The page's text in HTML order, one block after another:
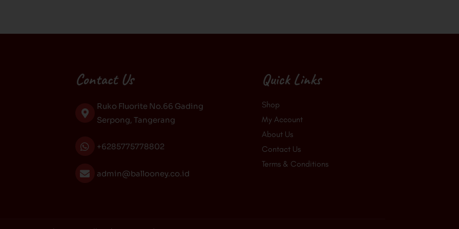
Contact Us
Ruko Fluorite No.66 Gading
Serpong, Tangerang
+6285775778802
admin@ballooney.co.id
Quick Links
Shop
My Account
About Us
Contact Us
Terms & Conditions